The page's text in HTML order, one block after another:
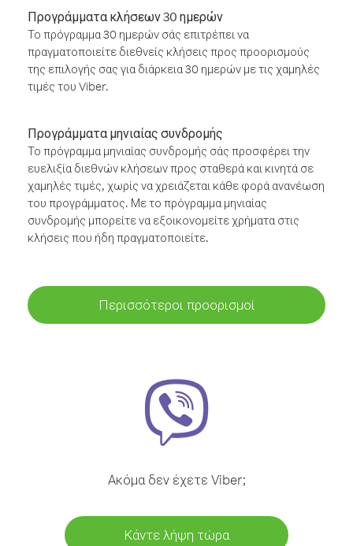
Προγράμματα κλήσεων 30 ημερών
Το πρόγραμμα 30 ημερών σάς επιτρέπει να
πραγματοποιείτε διεθνείς κλήσεις προς προορισμούς
της επιλογής σας για διάρκεια 30 ημερών με τις χαμηλές
τιμές του Viber.
Προγράμματα μηνιαίας συνδρομής
Το πρόγραμμα μηνιαίας συνδρομής σάς προσφέρει την
ευελιξία διεθνών κλήσεων προς σταθερά και κινητά σε
χαμηλές τιμές, χωρίς να χρειάζεται κάθε φορά ανανέωση
του προγράμματος. Με το πρόγραμμα μηνιαίας
συνδρομής μπορείτε να εξοικονομείτε χρήματα στις
κλήσεις που ήδη πραγματοποιείτε.
Περισσότεροι προορισμοί
Ακόμα δεν έχετε Viber;
Κάντε λήψη τώρα